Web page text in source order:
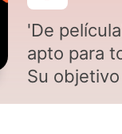
'De
apto para
Su
divertir, y
y acercar